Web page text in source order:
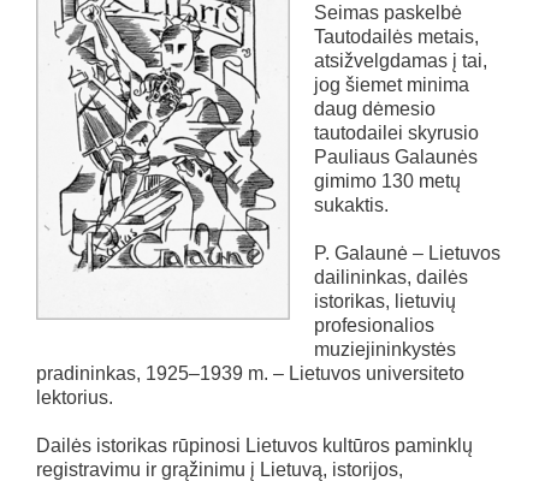
Seimas paskelbė
Tautodailės metais,
atsižvelgdamas į tai,
jog šiemet minima
daug dėmesio
tautodailei skyrusio
Pauliaus Galaunės
gimimo 130 metų
sukaktis.
P. Galaunė – Lietuvos
dailininkas, dailės
istorikas, lietuvių
profesionalios
muziejininkystės
pradininkas, 1925–1939 m. – Lietuvos universiteto
lektorius.
Dailės istorikas rūpinosi Lietuvos kultūros paminklų
registravimu ir grąžinimu į Lietuvą, istorijos,